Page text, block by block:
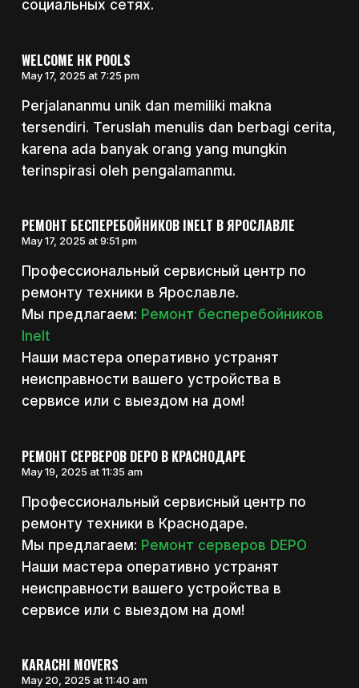
социальных сетях.
WELCOME HK POOLS
May 17, 2025 at 7:25 pm
Perjalananmu unik dan memiliki makna
tersendiri. Teruslah menulis dan berbagi cerita,
karena ada banyak orang yang mungkin
terinspirasi oleh pengalamanmu.
РЕМОНТ БЕСПЕРЕБОЙНИКОВ INELT В ЯРОСЛАВЛЕ
May 17, 2025 at 9:51 pm
Профессиональный сервисный центр по
ремонту техники в Ярославле.
Мы предлагаем: Ремонт бесперебойников
Inelt
Наши мастера оперативно устранят
неисправности вашего устройства в
сервисе или с выездом на дом!
РЕМОНТ СЕРВЕРОВ DEPO В КРАСНОДАРЕ
May 19, 2025 at 11:35 am
Профессиональный сервисный центр по
ремонту техники в Краснодаре.
Мы предлагаем: Ремонт серверов DEPO
Наши мастера оперативно устранят
неисправности вашего устройства в
сервисе или с выездом на дом!
KARACHI MOVERS
May 20, 2025 at 11:40 am